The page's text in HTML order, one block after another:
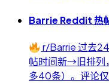
Barrie Reddit 热
r/Barrie 过去
帖时间新→旧排列
多40条）。评论